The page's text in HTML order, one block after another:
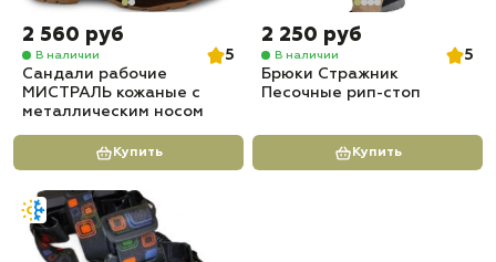
2 560 руб
В наличии
5
Сандали рабочие
МИСТРАЛЬ кожаные с
металлическим носом
Купить
2 250 руб
В наличии
5
Брюки Стражник
Песочные рип-стоп
Купить